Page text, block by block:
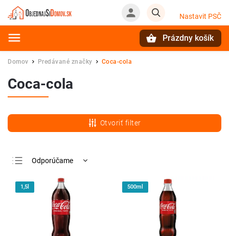
Nastavit PSČ
Prázdny košík
Domov / Predávané značky / Coca-cola
Coca-cola
Otvoriť filter
Odporúčame
Najlacnejšie
Najdrahšie
Najpredávanejšie
Abecedne
1,5l 500ml